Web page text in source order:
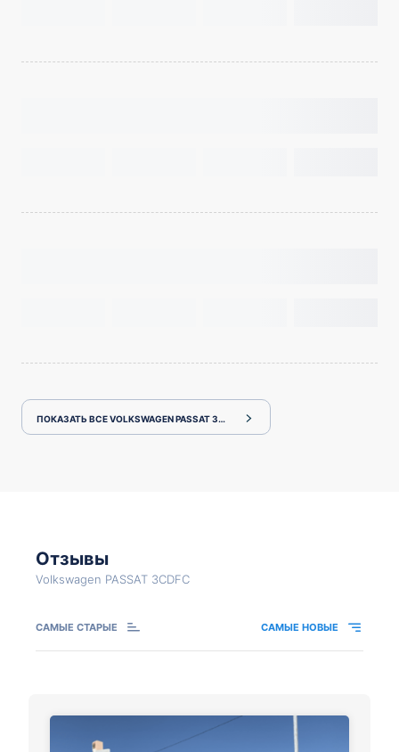
ПОКАЗАТЬ ВСЕ VOLKSWAGEN PASSAT 3CDFC
Отзывы
Volkswagen PASSAT 3CDFC
САМЫЕ СТАРЫЕ САМЫЕ НОВЫЕ